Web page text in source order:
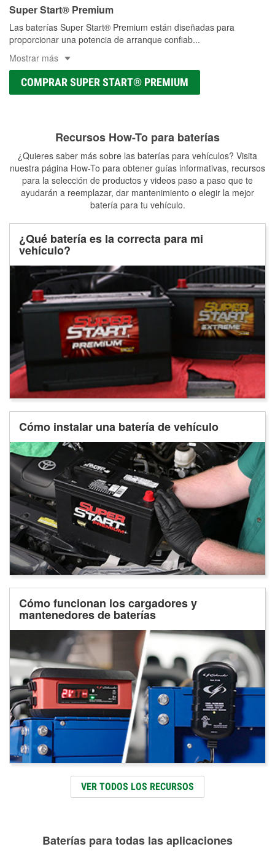
Super Start® Premium
Las baterías Super Start® Premium están diseñadas para
proporcionar una potencia de arranque confiab...
Mostrar más
COMPRAR SUPER START® PREMIUM
Recursos How-To para baterías
¿Quieres saber más sobre las baterías para vehículos? Visita
nuestra página How-To para obtener guías informativas, recursos
para la selección de productos y videos paso a paso que te
ayudarán a reemplazar, dar mantenimiento o elegir la mejor
batería para tu vehículo.
¿Qué batería es la correcta para mi
vehículo?
Cómo instalar una batería de vehículo
Cómo funcionan los cargadores y
mantenedores de baterías
VER TODOS LOS RECURSOS
Baterías para todas las aplicaciones